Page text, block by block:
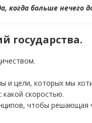
когда больше нечего
государства.
и цели, которых мы
скоростью.
чтобы решающая